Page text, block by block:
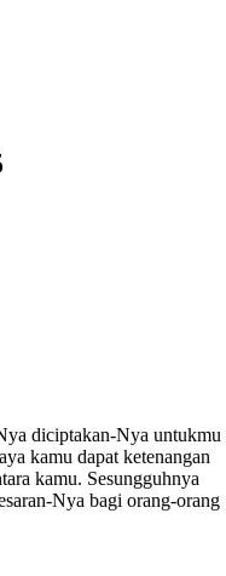
diciptakan-Nya untukmu
kamu dapat ketenangan
kamu. Sesungguhnya
Nya bagi orang-orang